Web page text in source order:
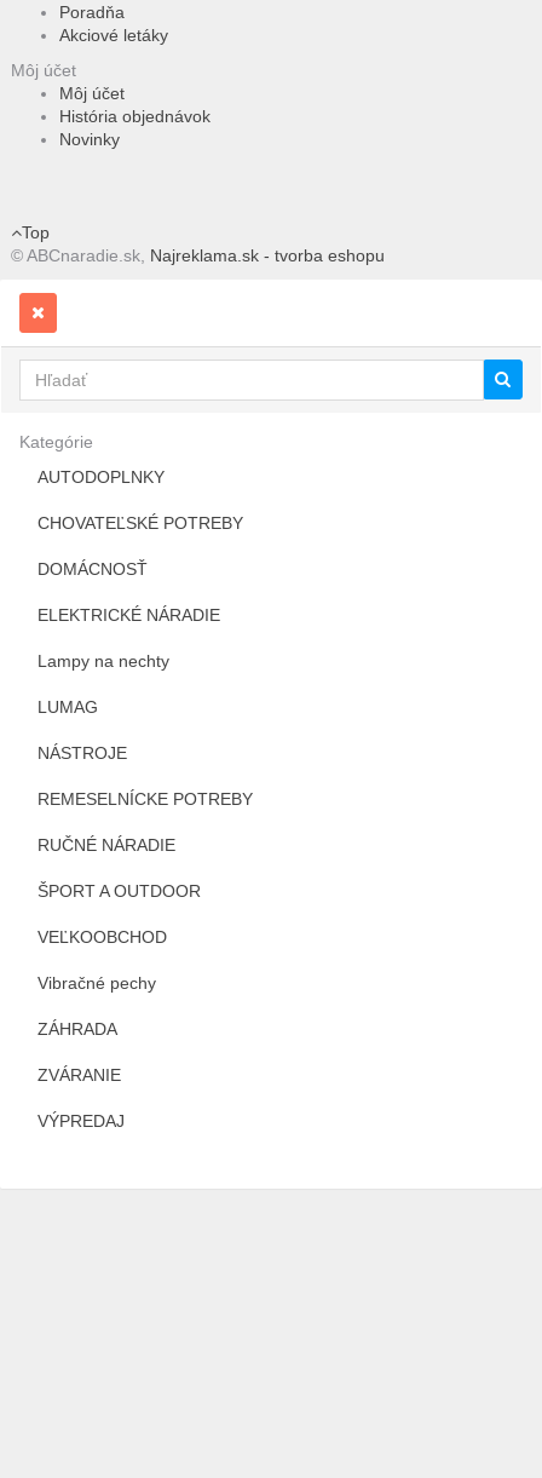
Poradňa
Akciové letáky
Môj účet
Môj účet
História objednávok
Novinky
Top
© ABCnaradie.sk, Najreklama.sk - tvorba eshopu
Kategórie
AUTODOPLNKY
CHOVATEĽSKÉ POTREBY
DOMÁCNOSŤ
ELEKTRICKÉ NÁRADIE
Lampy na nechty
LUMAG
NÁSTROJE
REMESELNÍCKE POTREBY
RUČNÉ NÁRADIE
ŠPORT A OUTDOOR
VEĽKOOBCHOD
Vibračné pechy
ZÁHRADA
ZVÁRANIE
VÝPREDAJ